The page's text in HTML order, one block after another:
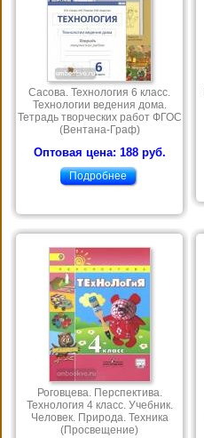
Сасова. Технология 6 класс.
Технологии ведения дома.
Тетрадь творческих работ ФГОС
(Вентана-Граф)
Оптовая цена: 188 руб.
Подробнее
Роговцева. Перспектива.
Технология 4 класс. Учебник.
Человек. Природа. Техника
(Просвещение)